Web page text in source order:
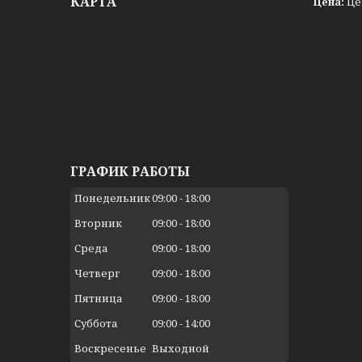
ГРАФИК РАБОТЫ
Понедельник09:00 18:00
Вторник
09:00 18:00
Среда
09:00 18:00
Четверг
09:00 18:00
Пятница
09:00 18:00
Суббота
09:00 14:00
Воскресенье Выходной